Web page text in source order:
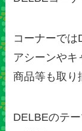
コーナーでは
アシーンやキ
商品等も取り
DELBEのテ